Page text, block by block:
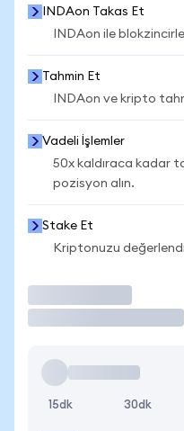
INDAon Takas Et
INDAon ile
Tahmin Et
INDAon ve kripto
Vadeli İşlemler
50x kaldıraca kadar
pozisyon alın.
Stake Et
Kriptonuzu
15dk 30dk